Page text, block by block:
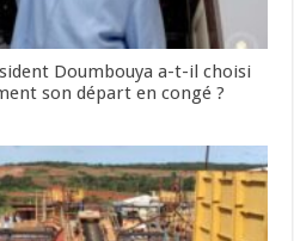
Doumbouya a-t-il choisi
son départ en congé ?